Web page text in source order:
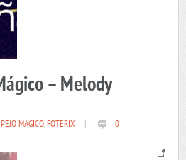
– Melody
MAGICO,FOTERIX 0